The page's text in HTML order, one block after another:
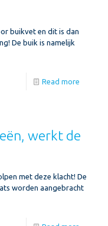
buikvet en dit is dan
De buik is namelijk
Read more
werkt de
met deze klacht! De
worden aangebracht